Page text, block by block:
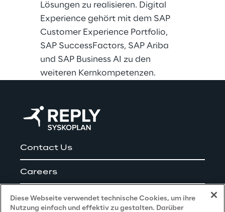
Lösungen zu realisieren. Digital
Experience gehört mit dem SAP
Customer Experience Portfolio,
SAP SuccessFactors, SAP Ariba
und SAP Business AI zu den
weiteren Kernkompetenzen.
Contact Us
Careers
Impressum
Diese Webseite verwendet technische Cookies, um ihre
Nutzung einfach und effektiv zu gestalten. Darüber